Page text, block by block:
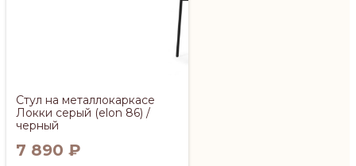
Стул на металлокаркасе
Локки серый (elon 86) /
черный
7 890 ₽